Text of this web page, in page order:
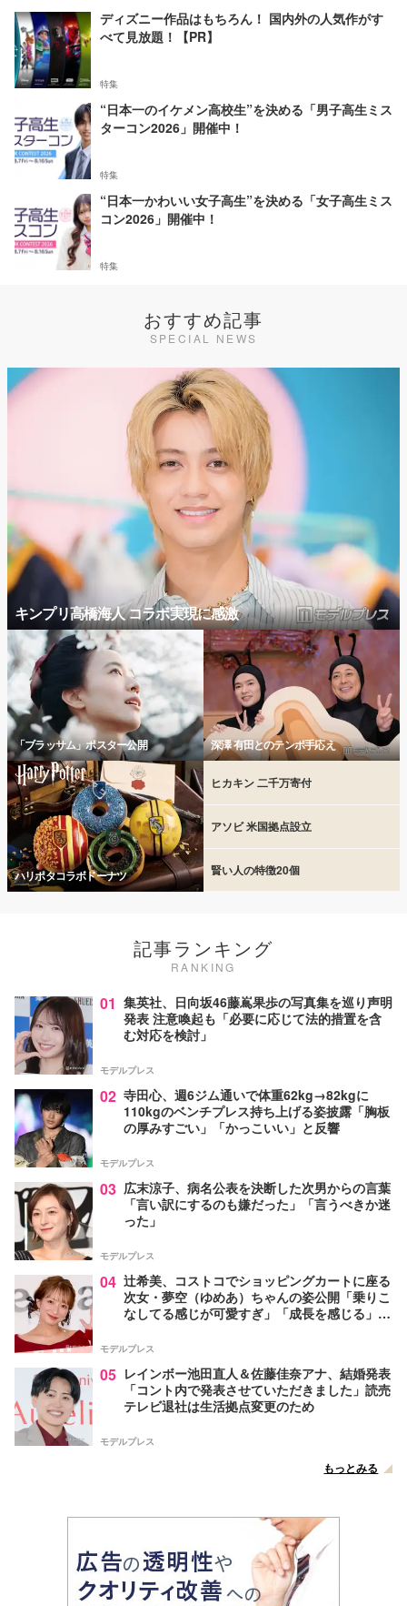
ディズニー作品はもちろん！ 国内外の人気作がす
べて見放題！【PR】
特集
“日本一のイケメン高校生”を決める「男子高生ミス
ターコン2026」開催中！
特集
“日本一かわいい女子高生”を決める「女子高生ミス
コン2026」開催中！
特集
おすすめ記事
SPECIAL NEWS
キンプリ高橋海人 コラボ実現に感激
「ブラッサム」ポスター公開 深澤 有田とのテンポ手応え
ハリポタコラボドーナツ
ヒカキン 二千万寄付
アソビ 米国拠点設立
賢い人の特徴20個
記事ランキング
RANKING
01 集英社、日向坂46藤嶌果歩の写真集を巡り声明
発表 注意喚起も「必要に応じて法的措置を含
む対応を検討」
モデルプレス
02 寺田心、週6ジム通いで体重62kg→82kgに
110kgのベンチプレス持ち上げる姿披露「胸板
の厚みすごい」「かっこいい」と反響
モデルプレス
03 広末涼子、病名公表を決断した次男からの言葉
「言い訳にするのも嫌だった」「言うべきか迷
った」
モデルプレス
04 辻希美、コストコでショッピングカートに座る
次女・夢空（ゆめあ）ちゃんの姿公開「乗りこ
なしてる感じが可愛すぎ」「成長を感じる」の
モデルプレス
05 レインボー池田直人＆佐藤佳奈アナ、結婚発表
「コント内で発表させていただきました」読売
テレビ退社は生活拠点変更のため
モデルプレス
もっとみる